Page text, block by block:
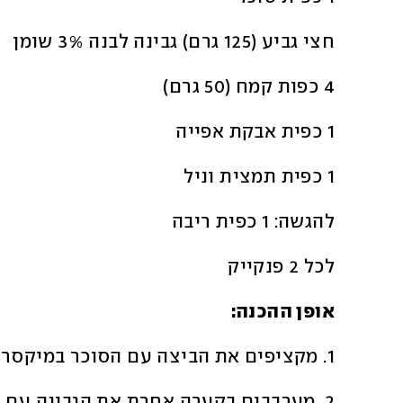
חצי גביע (125 גרם) גבינה לבנה 3% שומן
4 כפות קמח (50 גרם)
1 כפית אבקת אפייה
1 כפית תמצית וניל
להגשה: 1 כפית ריבה
לכל 2 פנקייק
אופן ההכנה:
1. מקציפים את הביצה עם הסוכר במיקסר יד, עד לקבלת בלילה תפוחה.